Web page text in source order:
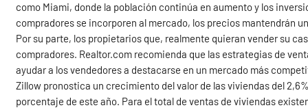
como Miami, donde la población continúa en aumento y los
compradores se incorporen al mercado, los precios mantendrán
Por su parte, los propietarios que, realmente quieran vender su
compradores. Realtor.com recomienda que las estrategias de
ayudar a los vendedores a destacarse en un mercado más
Zillow pronostica un crecimiento del valor de las viviendas del
porcentaje de este año. Para el total de ventas de viviendas